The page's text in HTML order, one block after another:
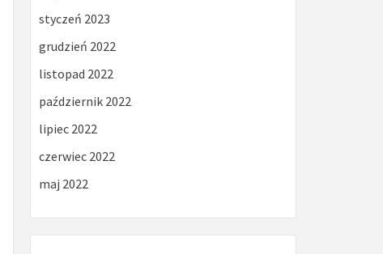
styczeń 2023
grudzień 2022
listopad 2022
październik 2022
lipiec 2022
czerwiec 2022
maj 2022